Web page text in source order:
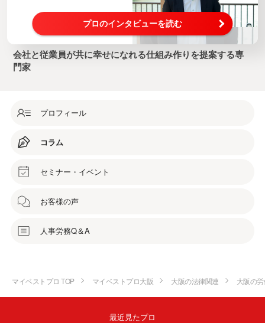
プロのインタビューを読む
会社と従業員が共に幸せになれる仕組み作りを提案する専
門家
プロフィール
コラム
セミナー・イベント
お客様の声
人事労務Q＆A
マイベストプロ TOP マイベストプロ大阪 大阪の法律関連 大阪の
最近見たプロ